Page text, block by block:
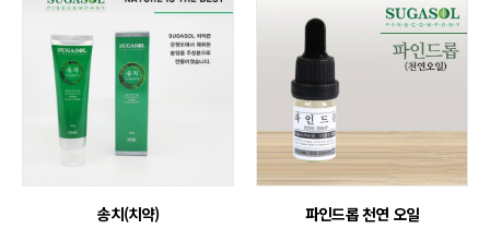
송치(치약) 파인드롭 천연 오일